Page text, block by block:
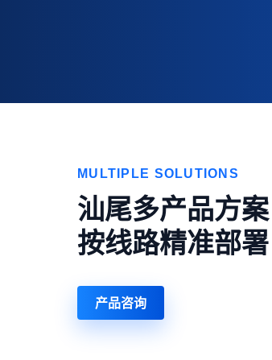
MULTIPLE SOLUTIONS
汕尾多产品方案
按线路精准部署
产品咨询